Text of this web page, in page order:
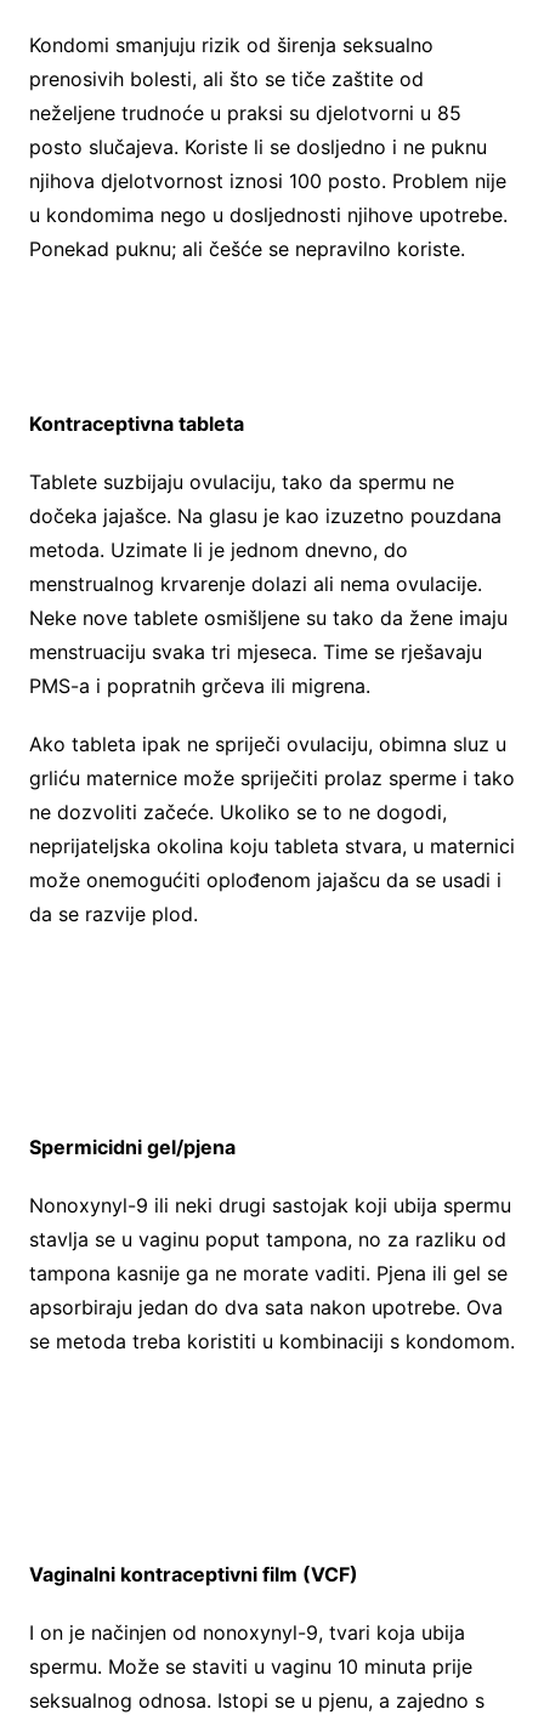
Kondomi smanjuju rizik od širenja seksualno
prenosivih bolesti, ali što se tiče zaštite od
neželjene trudnoće u praksi su djelotvorni u 85
posto slučajeva. Koriste li se dosljedno i ne puknu
njihova djelotvornost iznosi 100 posto. Problem nije
u kondomima nego u dosljednosti njihove upotrebe.
Ponekad puknu; ali češće se nepravilno koriste.
Kontraceptivna tableta
Tablete suzbijaju ovulaciju, tako da spermu ne
dočeka jajašce. Na glasu je kao izuzetno pouzdana
metoda. Uzimate li je jednom dnevno, do
menstrualnog krvarenje dolazi ali nema ovulacije.
Neke nove tablete osmišljene su tako da žene imaju
menstruaciju svaka tri mjeseca. Time se rješavaju
PMS-a i popratnih grčeva ili migrena.
Ako tableta ipak ne spriječi ovulaciju, obimna sluz u
grliću maternice može spriječiti prolaz sperme i tako
ne dozvoliti začeće. Ukoliko se to ne dogodi,
neprijateljska okolina koju tableta stvara, u maternici
može onemogućiti oplođenom jajašcu da se usadi i
da se razvije plod.
Spermicidni gel/pjena
Nonoxynyl-9 ili neki drugi sastojak koji ubija spermu
stavlja se u vaginu poput tampona, no za razliku od
tampona kasnije ga ne morate vaditi. Pjena ili gel se
apsorbiraju jedan do dva sata nakon upotrebe. Ova
se metoda treba koristiti u kombinaciji s kondomom.
Vaginalni kontraceptivni film (VCF)
I on je načinjen od nonoxynyl-9, tvari koja ubija
spermu. Može se staviti u vaginu 10 minuta prije
seksualnog odnosa. Istopi se u pjenu, a zajedno s